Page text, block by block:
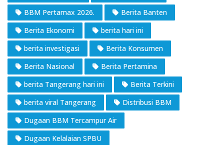
BBM Pertamax 2026.
Berita Banten
Berita Ekonomi
berita hari ini
berita investigasi
Berita Konsumen
Berita Nasional
Berita Pertamina
berita Tangerang hari ini
Berita Terkini
berita viral Tangerang
Distribusi BBM
Dugaan BBM Tercampur Air
Dugaan Kelalaian SPBU